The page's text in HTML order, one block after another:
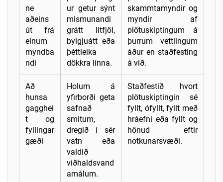
ne
aðeins
út frá
einum
myndba
ndi
ur getur sýnt
mismunandi
grátt litfjöl,
bylgjuátt eða
þéttleika
dökkra línna.
skammtamyndir og
myndir af
plötuskiptingum á
þurrum vettlingum
áður en staðfesting
á við.
Að
hunsa
gagghei
t og
fyllingar
gæði
Holum á
yfirborði geta
safnað
smitum,
dregið í sér
vatn eða
valdið
viðhaldsvand
amálum.
Staðfestið hvort
plötuskiptingin sé
fyllt, ófyllt, fyllt með
hráefni eða fyllt og
hönud eftir
notkunarsvæði.